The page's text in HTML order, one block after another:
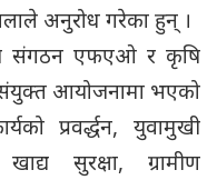
अनुरोध गरेका हुन् ।
संगठन एफएओ र कृषि
संयुक्त आयोजनामा भएको
प्रवर्द्धन, युवामुखी
सुरक्षा, ग्रामीण